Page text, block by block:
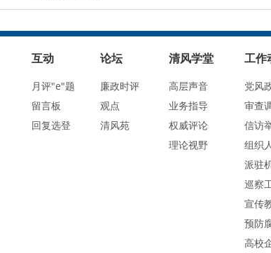
互动
月评"e"题
留言板
回复选登
论坛
廉政时评
观点
清风苑
清风学堂
高层声音
业务指导
权威评论
理论视野
工作
党风
审查
信访
组织
派驻
巡察
宣传
预防
高校